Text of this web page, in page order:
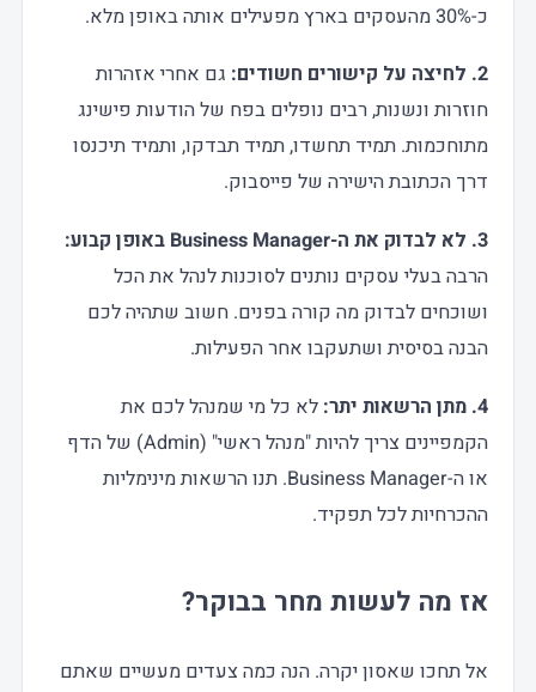
כ-30% מהעסקים בארץ מפעילים אותה באופן מלא.
2. לחיצה על קישורים חשודים:
גם אחרי אזהרות
חוזרות ונשנות, רבים נופלים בפח של הודעות פישינג
מתוחכמות. תמיד תחשדו, תמיד תבדקו, ותמיד תיכנסו
דרך הכתובת הישירה של פייסבוק.
3. לא לבדוק את ה-Business Manager באופן קבוע:
הרבה בעלי עסקים נותנים לסוכנות לנהל את הכל
ושוכחים לבדוק מה קורה בפנים. חשוב שתהיה לכם
הבנה בסיסית ושתעקבו אחר הפעילות.
4. מתן הרשאות יתר:
לא כל מי שמנהל לכם את
הקמפיינים צריך להיות "מנהל ראשי" (Admin) של הדף
או ה-Business Manager. תנו הרשאות מינימליות
ההכרחיות לכל תפקיד.
אז מה לעשות מחר בבוקר?
אל תחכו שאסון יקרה. הנה כמה צעדים מעשיים שאתם